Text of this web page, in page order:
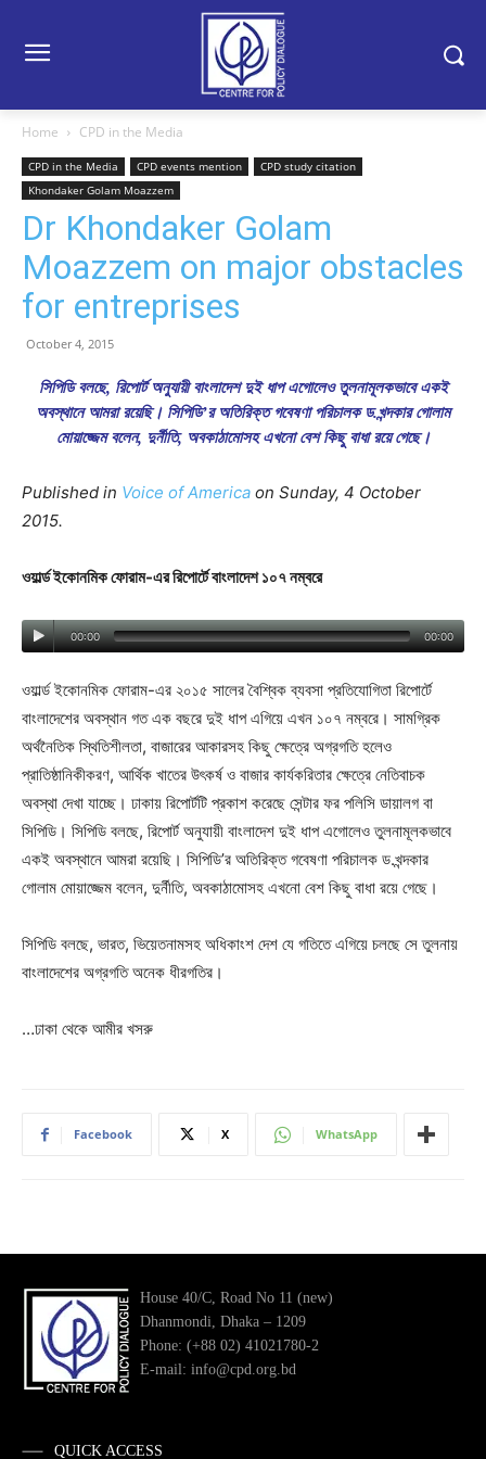
Home CPD in the Media
CPD in the Media CPD events mention
CPD study citation
Khondaker Golam Moazzem
Dr Khondaker Golam
Moazzem on major obstacles
for entreprises
October 4, 2015
সিপিডি বলছে, রিপোর্ট অনুযায়ী বাংলাদেশ দুই ধাপ এগোলেও তুলনামূলকভাবে একই
অবস্থানে আমরা রয়েছি। সিপিডি’র অতিরিক্ত গবেষণা পরিচালক ড.খন্দকার গোলাম
মোয়াজ্জেম বলেন, দুর্নীতি, অবকাঠামোসহ এখনো বেশ কিছু বাধা রয়ে গেছে।
Published in Voice of America on Sunday, 4 October
2015.
ওয়ার্ল্ড ইকোনমিক ফোরাম-এর রিপোর্টে বাংলাদেশ ১০৭ নম্বরে
00:00 00:00
ওয়ার্ল্ড ইকোনমিক ফোরাম-এর ২০১৫ সালের বৈশ্বিক ব্যবসা প্রতিযোগিতা রিপোর্টে
বাংলাদেশের অবস্থান গত এক বছরে দুই ধাপ এগিয়ে এখন ১০৭ নম্বরে। সামগ্রিক
অর্থনৈতিক স্থিতিশীলতা, বাজারের আকারসহ কিছু ক্ষেত্রে অগ্রগতি হলেও
প্রাতিষ্ঠানিকীকরণ, আর্থিক খাতের উৎকর্ষ ও বাজার কার্যকরিতার ক্ষেত্রে নেতিবাচক
অবস্থা দেখা যাচ্ছে। ঢাকায় রিপোর্টটি প্রকাশ করেছে সেন্টার ফর পলিসি ডায়ালগ বা
সিপিডি। সিপিডি বলছে, রিপোর্ট অনুযায়ী বাংলাদেশ দুই ধাপ এগোলেও তুলনামূলকভাবে
একই অবস্থানে আমরা রয়েছি। সিপিডি’র অতিরিক্ত গবেষণা পরিচালক ড.খন্দকার
গোলাম মোয়াজ্জেম বলেন, দুর্নীতি, অবকাঠামোসহ এখনো বেশ কিছু বাধা রয়ে গেছে।
সিপিডি বলছে, ভারত, ভিয়েতনামসহ অধিকাংশ দেশ যে গতিতে এগিয়ে চলছে সে তুলনায়
বাংলাদেশের অগ্রগতি অনেক ধীরগতির।
…ঢাকা থেকে আমীর খসরু
Facebook X WhatsApp
House 40/C, Road No 11 (new)
Dhanmondi, Dhaka – 1209
Phone: (+88 02) 41021780-2
E-mail: info@cpd.org.bd
QUICK ACCESS